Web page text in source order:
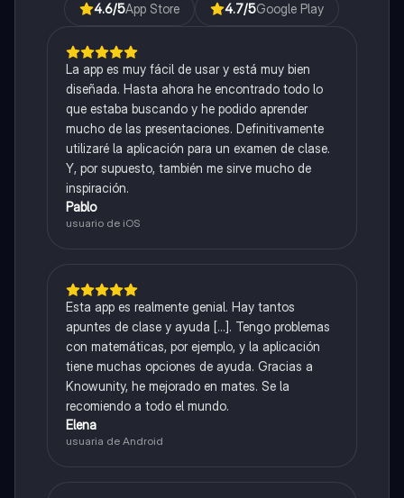
4.6/5App Store 4.7/5Google Play
La app es muy fácil de usar y está muy bien
diseñada. Hasta ahora he encontrado todo lo
que estaba buscando y he podido aprender
mucho de las presentaciones. Definitivamente
utilizaré la aplicación para un examen de clase.
Y, por supuesto, también me sirve mucho de
inspiración.
Pablo
usuario de iOS
Esta app es realmente genial. Hay tantos
apuntes de clase y ayuda [...]. Tengo problemas
con matemáticas, por ejemplo, y la aplicación
tiene muchas opciones de ayuda. Gracias a
Knowunity, he mejorado en mates. Se la
recomiendo a todo el mundo.
Elena
usuaria de Android